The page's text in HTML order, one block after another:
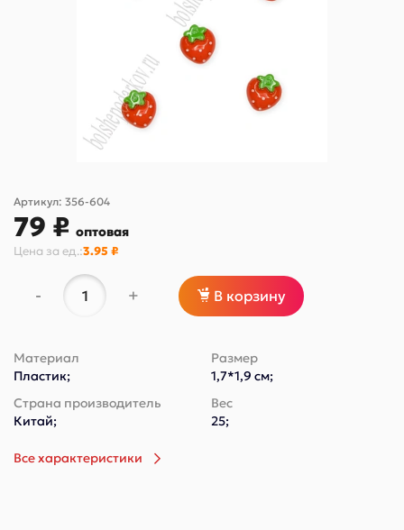
Артикул: 356-604
79 ₽ оптовая
Цена за ед.:3.95 ₽
- + В корзину
Материал
Пластик;
Размер
1,7*1,9 см;
Страна производитель
Китай;
Вес
25;
Все характеристики